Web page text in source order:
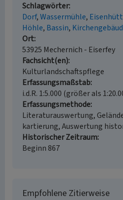
Schlagwörter
Dorf Wassermühle
Höhle Bassin
Ort
53925 Mechernich - Eiserfey
Fachsicht(en)
Kulturlandschaftspflege
Erfassungsmaßstab
i.d.R. 1:5.000 (größer als
Erfassungsmethode
Literaturauswertung,
kartierung, Auswertung
Historischer Zeitraum
Beginn 867
Empfohlene Zitierweise